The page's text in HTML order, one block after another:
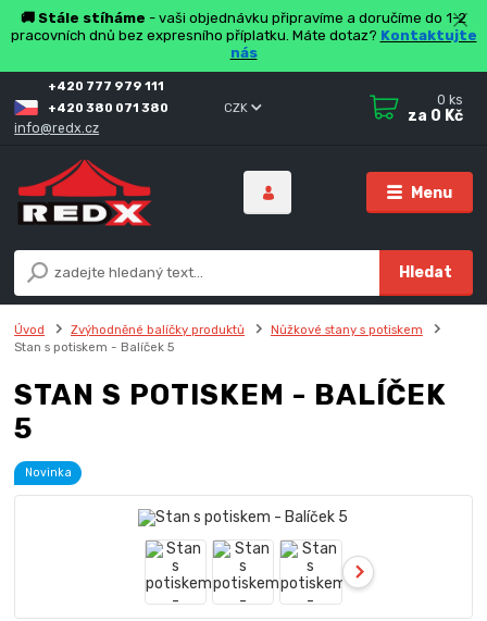
🚚 Stále stíháme - vaši objednávku připravíme a doručíme do 1-2
pracovních dnů bez expresního příplatku. Máte dotaz? Kontaktujte
nás
Menu
CZK
Hledat
+420 777 979 111
+420 380 071 380
info@redx.cz
0 ks
za 0 Kč
Úvod Zvýhodněné balíčky produktů
Nůžkové stany s potiskem
Stan s potiskem - Balíček 5
STAN S POTISKEM - BALÍČEK
5
Novinka